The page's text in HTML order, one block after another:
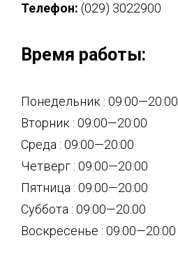
Телефон: (029) 3022900
Время работы:
Понедельник : 09:00—20:00
Вторник : 09:00—20:00
Среда : 09:00—20:00
Четверг : 09:00—20:00
Пятница : 09:00—20:00
Суббота : 09:00—20:00
Воскресенье : 09:00—20:00